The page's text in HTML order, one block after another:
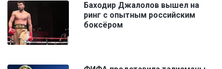
Баходир Джалолов вышел на
ринг с опытным российским
боксёром